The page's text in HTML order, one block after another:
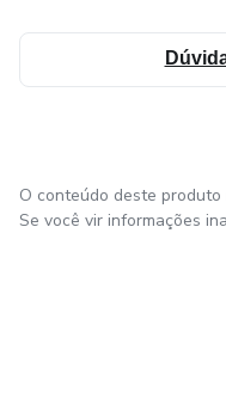
O conteúdo deste
Se você vir informações